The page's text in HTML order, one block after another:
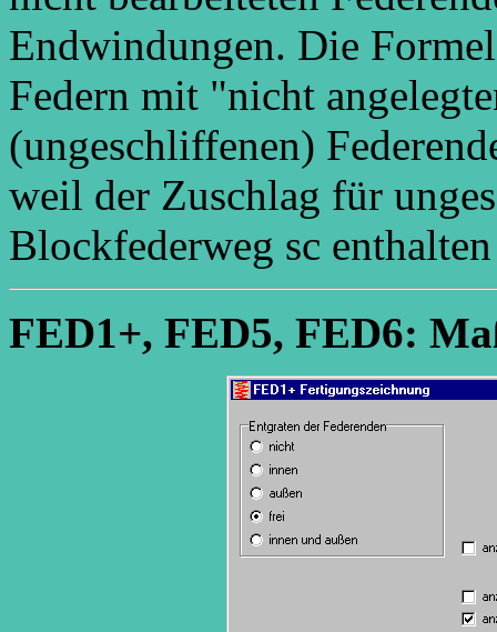
Endwindungen. Die
Federn mit "nicht
(ungeschliffenen)
weil der Zuschlag für
Blockfederweg sc
FED1+, FED5, FED6: